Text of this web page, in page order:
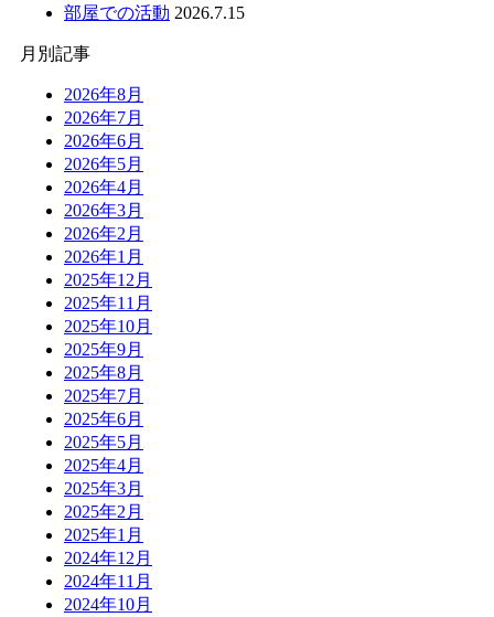
部屋での活動 2026.7.15
月別記事
2026年8月
2026年7月
2026年6月
2026年5月
2026年4月
2026年3月
2026年2月
2026年1月
2025年12月
2025年11月
2025年10月
2025年9月
2025年8月
2025年7月
2025年6月
2025年5月
2025年4月
2025年3月
2025年2月
2025年1月
2024年12月
2024年11月
2024年10月